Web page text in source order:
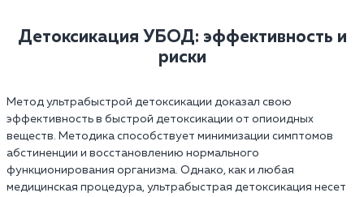
Детоксикация УБОД: эффективность и
риски
Метод ультрабыстрой детоксикации доказал свою
эффективность в быстрой детоксикации от опиоидных
веществ. Методика способствует минимизации симптомов
абстиненции и восстановлению нормального
функционирования организма. Однако, как и любая
медицинская процедура, ультрабыстрая детоксикация несет